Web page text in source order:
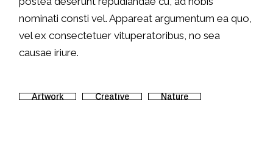
nominati consti vel. Appareat argumentum ea quo,
vel ex consectetuer vituperatoribus, no sea
causae iriure.
Artwork Creative Nature